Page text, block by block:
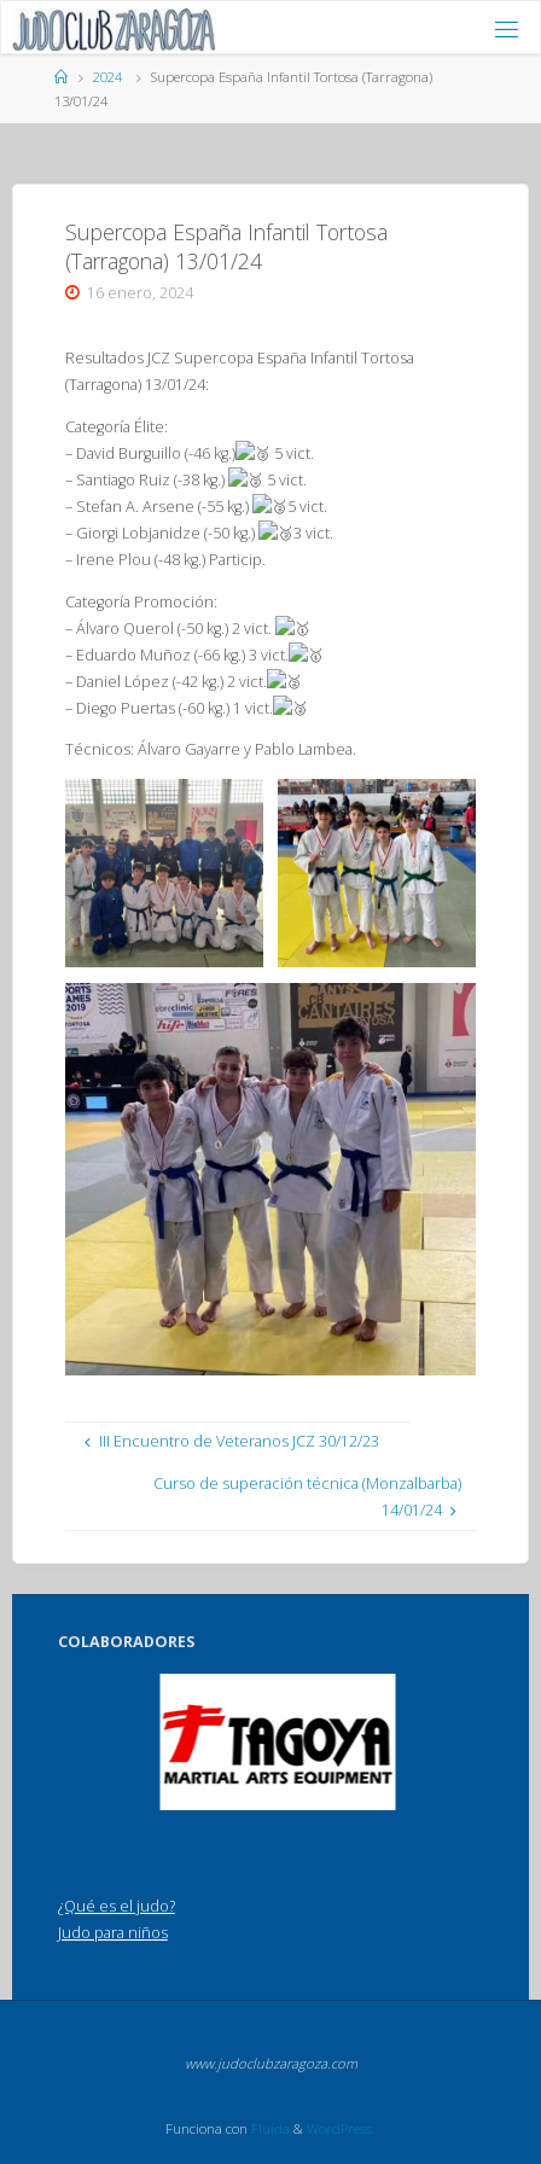
Saltar
contenidoPágina
de
Inicio
2024
Supercopa España Infantil Tortosa (Tarragona)
13/01/24
Supercopa España Infantil Tortosa
(Tarragona) 13/01/24
16 enero, 2024
Resultados JCZ Supercopa España Infantil Tortosa
(Tarragona) 13/01/24:
Categoría Élite:
– David Burguillo (-46 kg.)
5 vict.
– Santiago Ruiz (-38 kg.)
5 vict.
– Stefan A. Arsene (-55 kg.)
5 vict.
– Giorgi Lobjanidze (-50 kg.)
3 vict.
– Irene Plou (-48 kg.) Particip.
Categoría Promoción:
– Álvaro Querol (-50 kg.) 2 vict.
– Eduardo Muñoz (-66 kg.) 3 vict.
– Daniel López (-42 kg.) 2 vict.
– Diego Puertas (-60 kg.) 1 vict.
Técnicos: Álvaro Gayarre y Pablo Lambea.
III Encuentro de Veteranos JCZ 30/12/23
Curso de superación técnica (Monzalbarba)
14/01/24
COLABORADORES
¿Qué es el judo?
Judo para niños
www.judoclubzaragoza.com
Funciona con Fluida & WordPress.